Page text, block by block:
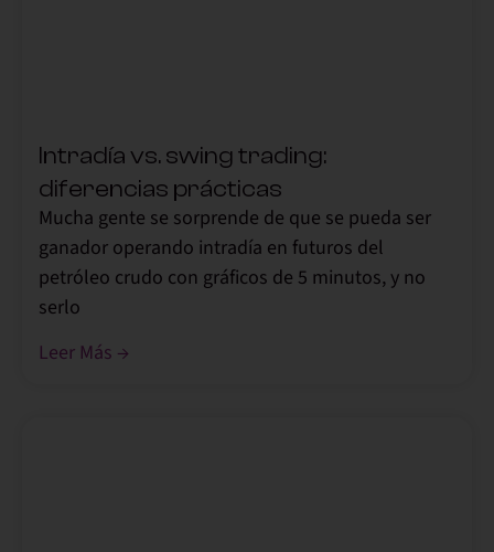
Intradía vs. swing trading:
diferencias prácticas
Mucha gente se sorprende de que se pueda ser
ganador operando intradía en futuros del
petróleo crudo con gráficos de 5 minutos, y no
serlo
Leer Más →